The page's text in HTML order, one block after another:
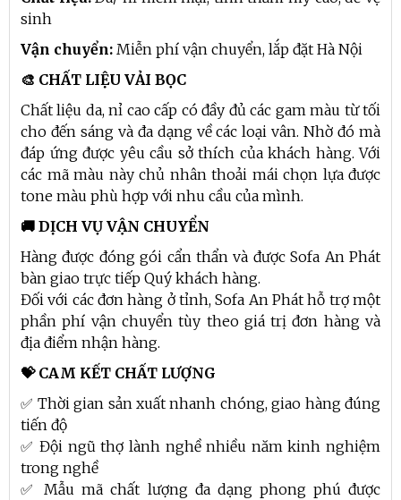
sinh
Vận chuyển: Miễn phí vận chuyển, lắp đặt Hà Nội
🎨 CHẤT LIỆU VẢI BỌC
Chất liệu da, nỉ cao cấp có đầy đủ các gam màu từ tối
cho đến sáng và đa dạng về các loại vân. Nhờ đó mà
đáp ứng được yêu cầu sở thích của khách hàng. Với
các mã màu này chủ nhân thoải mái chọn lựa được
tone màu phù hợp với nhu cầu của mình.
🚚 DỊCH VỤ VẬN CHUYỂN
Hàng được đóng gói cẩn thẩn và được Sofa An Phát
bàn giao trực tiếp Quý khách hàng.
Đối với các đơn hàng ở tỉnh, Sofa An Phát hỗ trợ một
phần phí vận chuyển tùy theo giá trị đơn hàng và
địa điểm nhận hàng.
💝 CAM KẾT CHẤT LƯỢNG
✅ Thời gian sản xuất nhanh chóng, giao hàng đúng
tiến độ
✅ Đội ngũ thợ lành nghề nhiều năm kinh nghiệm
trong nghề
✅ Mẫu mã chất lượng đa dạng phong phú được